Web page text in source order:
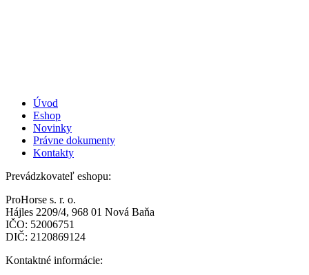
Úvod
Eshop
Novinky
Právne dokumenty
Kontakty
Prevádzkovateľ eshopu:
ProHorse s. r. o.
Hájles 2209/4, 968 01 Nová Baňa
IČO: 52006751
DIČ: 2120869124
Kontaktné informácie: